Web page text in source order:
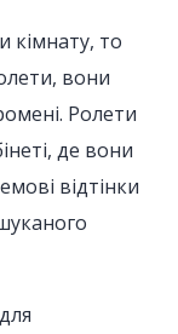
кімнату, то
вони
Ролети
де вони
відтінки